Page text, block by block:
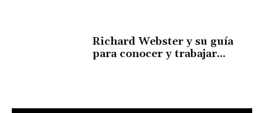
Richard Webster y su guía
para conocer y trabajar...